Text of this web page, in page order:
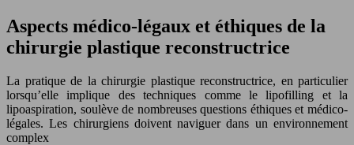
Aspects médico-légaux et éthiques de la
chirurgie plastique reconstructrice
La pratique de la chirurgie plastique reconstructrice, en particulier
lorsqu’elle implique des techniques comme le lipofilling et la
lipoaspiration, soulève de nombreuses questions éthiques et médico-
légales. Les chirurgiens doivent naviguer dans un environnement
complex